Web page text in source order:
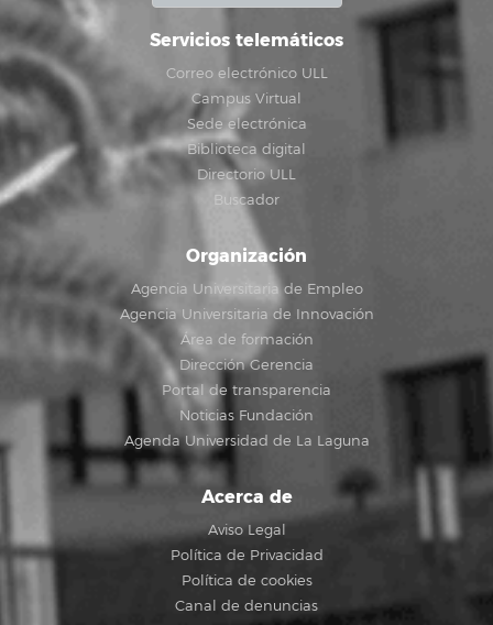
Servicios telemáticos
Correo electrónico ULL
Campus Virtual
Sede electrónica
Biblioteca digital
Directorio ULL
Buscador
Organización
Agencia Universitaria de Empleo
Agencia Universitaria de Innovación
Área de formación
Dirección Gerencia
Portal de transparencia
Noticias Fundación
Agenda Universidad de La Laguna
Acerca de
Aviso Legal
Política de Privacidad
Política de cookies
Canal de denuncias